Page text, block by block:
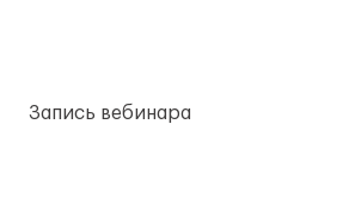
Запись вебинара